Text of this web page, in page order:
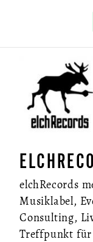
elchRecords
Musiklabel,
Consulting,
Treffpunkt